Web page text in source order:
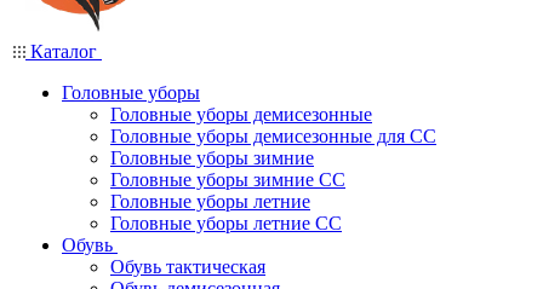
Каталог
Головные уборы
Головные уборы демисезонные
Головные уборы демисезонные для СС
Головные уборы зимние
Головные уборы зимние СС
Головные уборы летние
Головные уборы летние СС
Обувь
Обувь тактическая